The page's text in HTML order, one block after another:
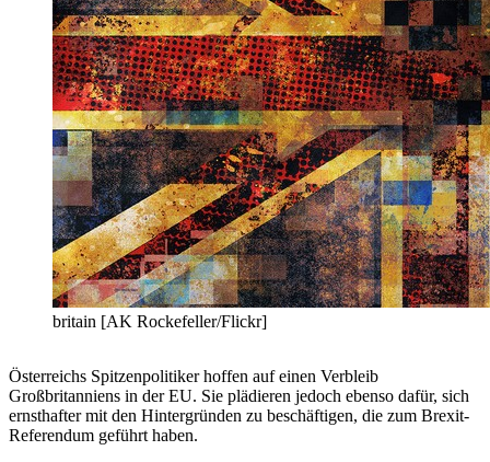
britain [AK Rockefeller/Flickr]
Österreichs Spitzenpolitiker hoffen auf einen Verbleib
Großbritanniens in der EU. Sie plädieren jedoch ebenso dafür, sich
ernsthafter mit den Hintergründen zu beschäftigen, die zum Brexit-
Referendum geführt haben.